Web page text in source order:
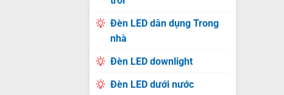
Đèn LED dân dụng Trong
nhà
Đèn LED downlight
Đèn LED dưới nước